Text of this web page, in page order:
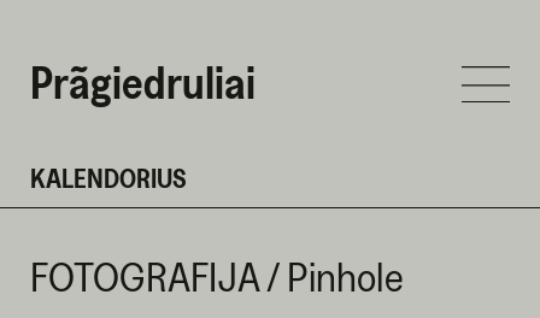
Prãgiedruliai
KALENDORIUS
FOTOGRAFIJA / Pinhole